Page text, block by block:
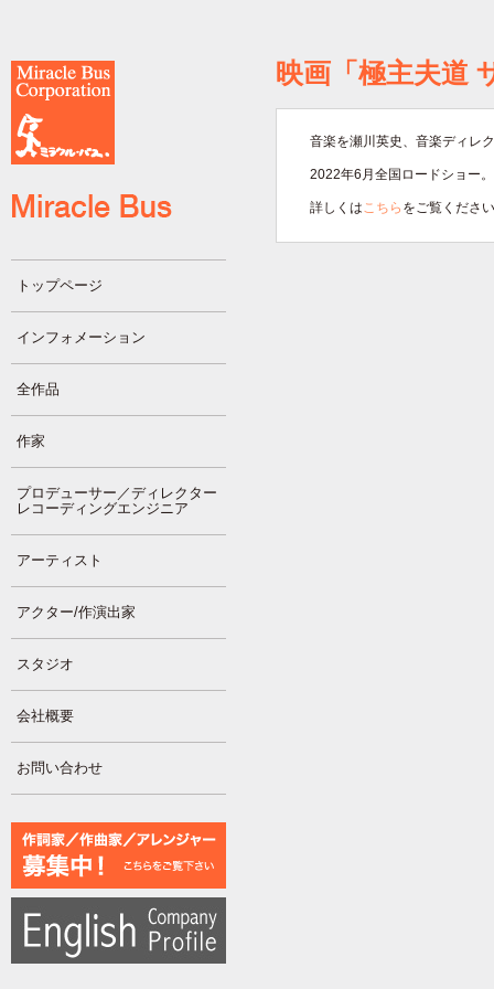
トップページ
インフォメーション
全作品
作家
プロデューサー／ディレクター
レコーディングエンジニア
アーティスト
アクター/作演出家
スタジオ
会社概要
お問い合わせ
映画「極主夫道
音楽を瀬川英史、音楽ディレ
2022年6月全国ロードショー。
詳しくはこちら をご覧くださ